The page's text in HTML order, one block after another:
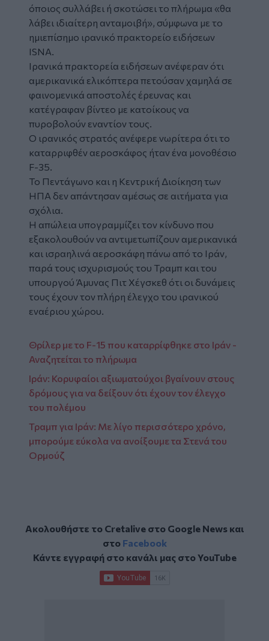
όποιος συλλάβει ή σκοτώσει το πλήρωμα «θα
λάβει ιδιαίτερη ανταμοιβή», σύμφωνα με το
ημιεπίσημο ιρανικό πρακτορείο ειδήσεων
ISNA.
Ιρανικά πρακτορεία ειδήσεων ανέφεραν ότι
αμερικανικά ελικόπτερα πετούσαν χαμηλά σε
φαινομενικά αποστολές έρευνας και
κατέγραφαν βίντεο με κατοίκους να
πυροβολούν εναντίον τους.
Ο ιρανικός στρατός ανέφερε νωρίτερα ότι το
καταρριφθέν αεροσκάφος ήταν ένα μονοθέσιο
F-35.
Το Πεντάγωνο και η Κεντρική Διοίκηση των
ΗΠΑ δεν απάντησαν αμέσως σε αιτήματα για
σχόλια.
Η απώλεια υπογραμμίζει τον κίνδυνο που
εξακολουθούν να αντιμετωπίζουν αμερικανικά
και ισραηλινά αεροσκάφη πάνω από το Ιράν,
παρά τους ισχυρισμούς του Τραμπ και του
υπουργού Άμυνας Πιτ Χέγσκεθ ότι οι δυνάμεις
τους έχουν τον πλήρη έλεγχο του ιρανικού
εναέριου χώρου.
Θρίλερ με το F-15 που καταρρίφθηκε στο Ιράν -
Αναζητείται το πλήρωμα
Ιράν: Κορυφαίοι αξιωματούχοι βγαίνουν στους
δρόμους για να δείξουν ότι έχουν τον έλεγχο
του πολέμου
Τραμπ για Ιράν: Με λίγο περισσότερο χρόνο,
μπορούμε εύκολα να ανοίξουμε τα Στενά του
Ορμούζ
Ακολουθήστε το Cretalive στο Google Newsκαι
στο Facebook
Κάντε εγγραφή στο κανάλι μας στοYouTube